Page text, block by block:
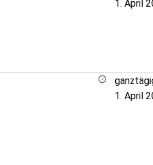
1. April
1. April